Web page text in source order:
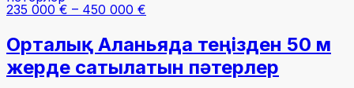
235 000 € – 450 000 €
Орталық Аланьяда теңізден 50 м
жерде сатылатын пәтерлер